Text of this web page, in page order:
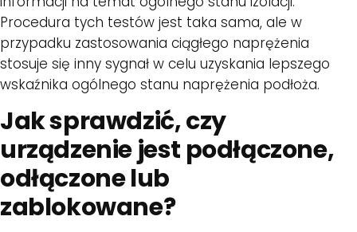
Procedura tych testów jest taka sama, ale w
przypadku zastosowania ciągłego naprężenia
stosuje się inny sygnał w celu uzyskania lepszego
wskaźnika ogólnego stanu naprężenia podłoża.
Jak sprawdzić, czy
urządzenie jest podłączone,
odłączone lub
zablokowane?